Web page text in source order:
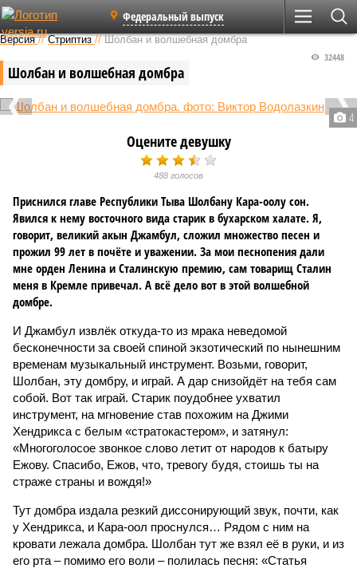
Федеральный выпуск
Версия //Стриптиз //Шолбан и волшебная домбра
Шолбан и волшебная домбра
32448
4
Оцените девушку
488 голосов
Приснился главе Республики Тыва Шолбану Кара-оолу сон.
Явился к нему восточного вида старик в бухарском халате. Я,
говорит, великий акын Джамбул, сложил множество песен и
прожил 99 лет в почёте и уважении. За мои песнопения дали
мне орден Ленина и Сталинскую премию, сам товарищ Сталин
меня в Кремле привечал. А всё дело вот в этой волшебной
домбре.
И Джамбул извлёк откуда-то из мрака неведомой
бесконечности за своей спиной экзотический по нынешним
временам музыкальный инструмент. Возьми, говорит,
Шолбан, эту домбру, и играй. А дар снизойдёт на тебя сам
собой. Вот так играй. Старик поудобнее ухватил
инструмент, на мгновение став похожим на Джими
Хендрикса с белым «стратокастером», и затянул:
«Многоголосое звонкое слово летит от народов к батыру
Ежову. Спасибо, Ежов, что, тревогу будя, стоишь ты на
страже страны и вождя!»
Тут домбра издала резкий диссонирующий звук, почти, как
у Хендрикса, и Кара-оол проснулся… Рядом с ним на
кровати лежала домбра. Шолбан тут же взял её в руки, и из
его рта – помимо его воли – полилась песня: «Статья